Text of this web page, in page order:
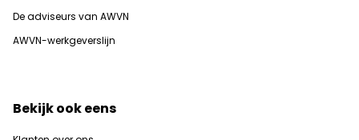
De adviseurs van AWVN
AWVN-werkgeverslijn
Bekijk ook eens